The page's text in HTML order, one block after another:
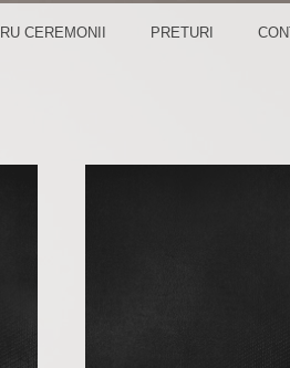
CEREMONII PRETURI